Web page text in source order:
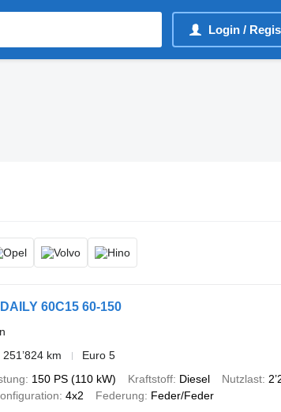
Login /
60C15 60-150
251’824 km
Euro 5
150 PS (110 kW) Kraftstoff Diesel Nutzlast
4x2 Federung Feder/Feder